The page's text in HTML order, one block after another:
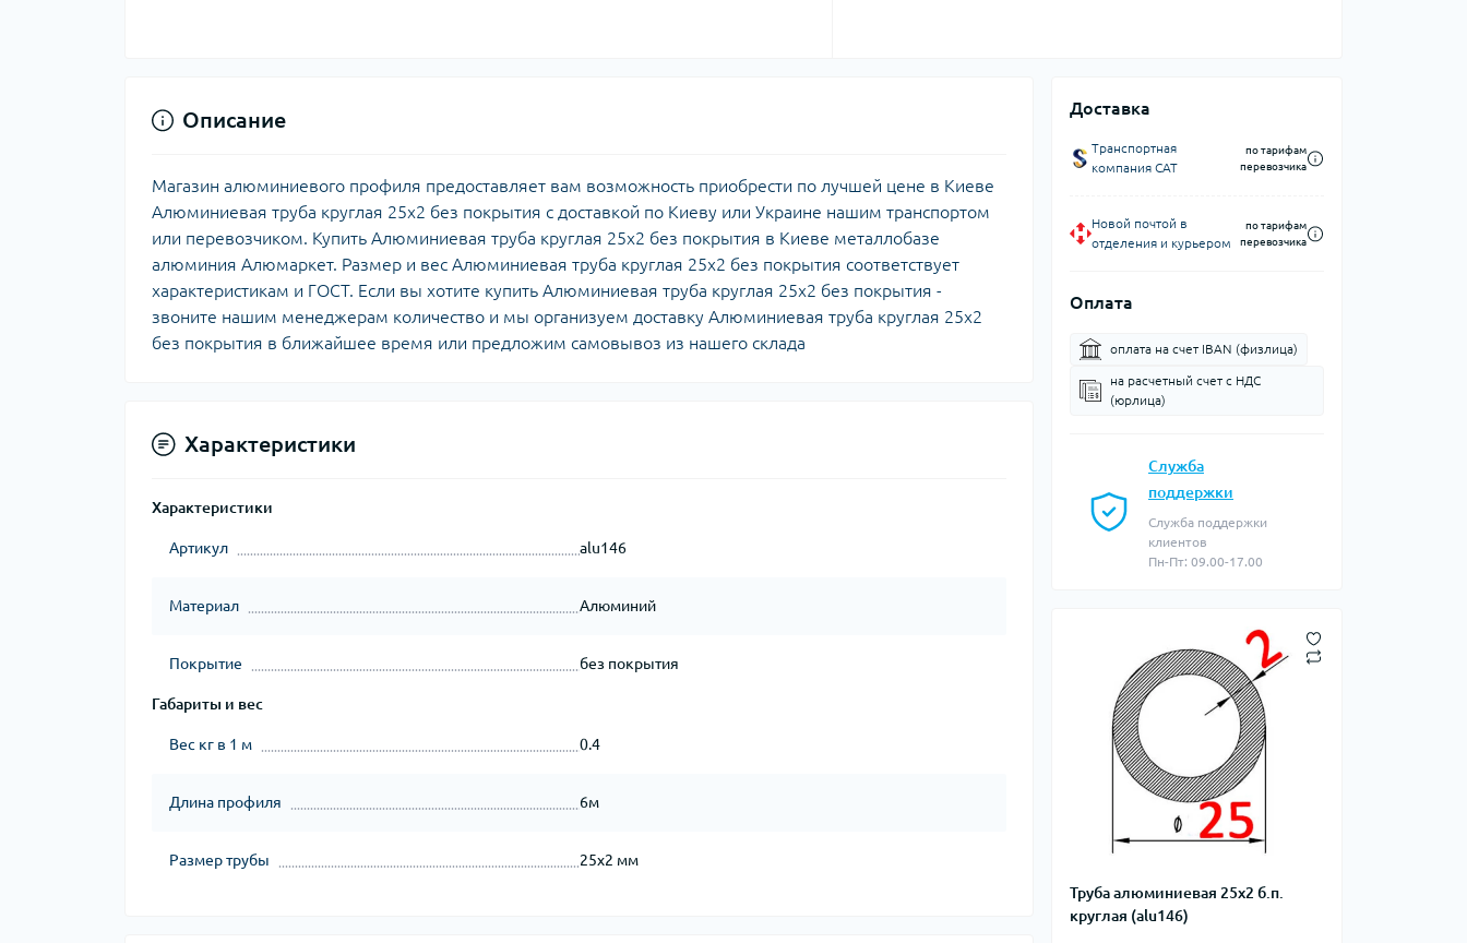
Доставка
Транспортная
компания CAT
по тарифам
перевозчика
Новой почтой в
отделения и курьером
по тарифам
перевозчика
Оплата
оплата на счет IBAN (физлица)
на расчетный счет c НДС
(юрлица)
Служба
поддержки
Служба поддержки
клиентов
Пн-Пт: 09.00-17.00
Труба алюминиевая 25х2 б.п.
круглая (alu146)
Описание
Магазин алюминиевого профиля предоставляет вам возможность приобрести по лучшей цене в Киеве
Алюминиевая труба круглая 25х2 без покрытия с доставкой по Киеву или Украине нашим транспортом
или перевозчиком. Купить Алюминиевая труба круглая 25х2 без покрытия в Киеве металлобазе
алюминия Алюмаркет. Размер и вес Алюминиевая труба круглая 25х2 без покрытия соответствует
характеристикам и ГОСТ. Если вы хотите купить Алюминиевая труба круглая 25х2 без покрытия -
звоните нашим менеджерам количество и мы организуем доставку Алюминиевая труба круглая 25х2
без покрытия в ближайшее время или предложим самовывоз из нашего склада
Характеристики
Характеристики
Артикул alu146
Материал Алюминий
Покрытие без покрытия
Габариты и вес
Вес кг в 1 м 0.4
Длина профиля 6м
Размер трубы 25х2 мм